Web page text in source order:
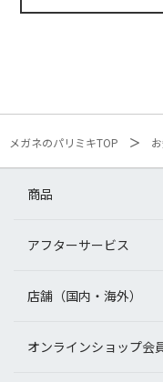
メガネのパリミキTOP
商品
アフターサービス
店舗（国内・海外）
オンラインショップ会